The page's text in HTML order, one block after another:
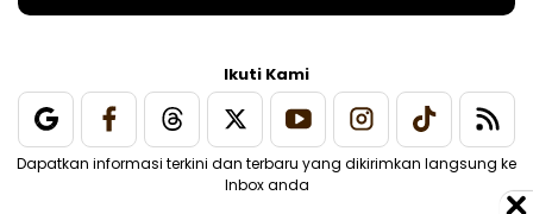
Ikuti Kami
Dapatkan informasi terkini dan terbaru yang dikirimkan langsung ke
Inbox anda